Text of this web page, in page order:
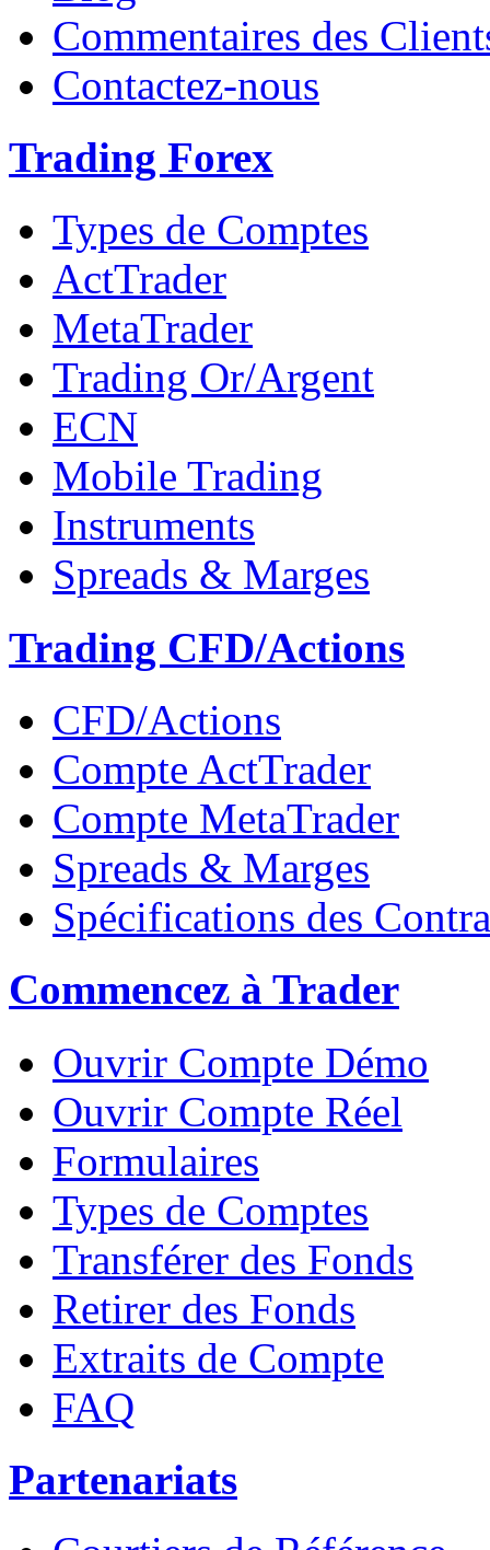
Commentaires des
Contactez-nous
Trading Forex
Types de Comptes
ActTrader
MetaTrader
Trading Or/Argent
ECN
Mobile Trading
Instruments
Spreads & Marges
Trading CFD/Actions
CFD/Actions
Compte ActTrader
Compte MetaTrader
Spreads & Marges
Spécifications des
Commencez à Trader
Ouvrir Compte Démo
Ouvrir Compte Réel
Formulaires
Types de Comptes
Transférer des Fonds
Retirer des Fonds
Extraits de Compte
FAQ
Partenariats